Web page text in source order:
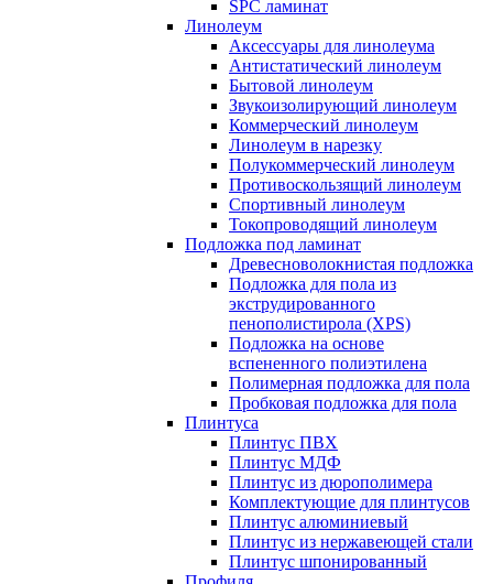
SPC ламинат
Линолеум
Аксессуары для линолеума
Антистатический линолеум
Бытовой линолеум
Звукоизолирующий линолеум
Коммерческий линолеум
Линолеум в нарезку
Полукоммерческий линолеум
Противоскользящий линолеум
Спортивный линолеум
Токопроводящий линолеум
Подложка под ламинат
Древесноволокнистая подложка
Подложка для пола из
экструдированного
пенополистирола (XPS)
Подложка на основе
вспененного полиэтилена
Полимерная подложка для пола
Пробковая подложка для пола
Плинтуса
Плинтус ПВХ
Плинтус МДФ
Плинтус из дюрополимера
Комплектующие для плинтусов
Плинтус алюминиевый
Плинтус из нержавеющей стали
Плинтус шпонированный